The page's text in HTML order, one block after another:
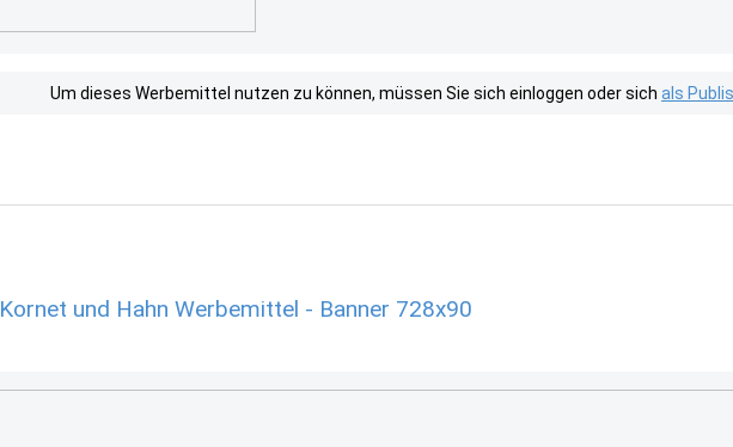
Um dieses Werbemittel nutzen zu können, müssen Sie sich einloggen oder sich als
Kornet und Hahn Werbemittel - Banner 728x90